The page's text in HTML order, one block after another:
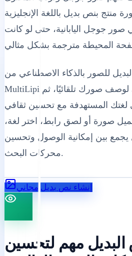
منتج بنص بديل باللغة الإنجليزية
صور جوجل اليابانية، حتى لو كانت
للصور بالذكاء الاصطناعي من
MultiLipi لوصف صورك تلقائيًا، ثم
لغتك المستهدفة مع تحسين ثقافي
صورة أو لصق رابط، اختر لغة،
بين إمكانية الوصول وتحسين
محركات البحث.
إنشاء نص بديل مجاني
البديل مهم لتحسين